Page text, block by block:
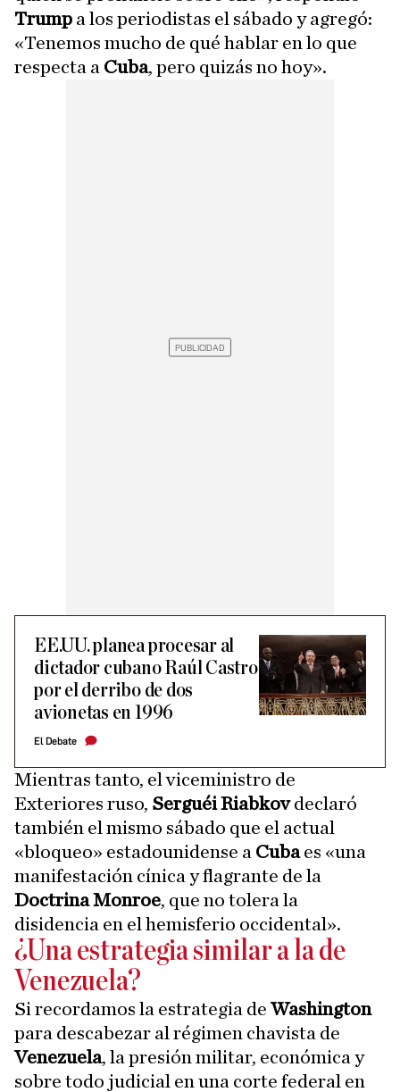
Trump a los periodistas el sábado y agregó:
«Tenemos mucho de qué hablar en lo que
respecta a Cuba, pero quizás no hoy».
EE.UU. planea procesar al
dictador cubano Raúl Castro
por el derribo de dos
avionetas en 1996
El Debate
Mientras tanto, el viceministro de
Exteriores ruso, Serguéi Riabkovdeclaró
también el mismo sábado que el actual
«bloqueo» estadounidense a Cubaes «una
manifestación cínica y flagrante de la
Doctrina Monroe, que no tolera la
disidencia en el hemisferio occidental».
¿Una estrategia similar a la de
Venezuela?
Si recordamos la estrategia de Washington
para descabezar al régimen chavista de
Venezuela, la presión militar, económica y
sobre todo judicial en una corte federal en